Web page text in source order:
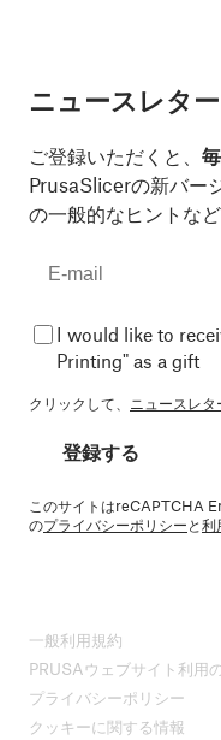
ニュースレター
ご登録いただくと、
PrusaSlicerの新バー
の一般的なヒントな
I would like to
Printing" as a gift
クリックして、 ニュースレ
登録する
このサイトはreCAPTCHA
のプライバシーポリシーと利
一般利用規約
PRUSAウェブサイト利用
プライバシーポリシー
クッキーに関する情報